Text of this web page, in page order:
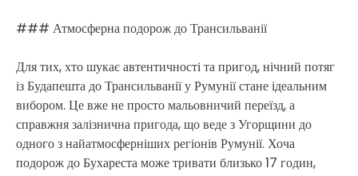
### Атмосферна подорож до Трансильванії
Для тих, хто шукає автентичності та пригод, нічний потяг
із Будапешта до Трансильванії у Румунії стане ідеальним
вибором. Це вже не просто мальовничий переїзд, а
справжня залізнична пригода, що веде з Угорщини до
одного з найатмосферніших регіонів Румунії. Хоча
подорож до Бухареста може тривати близько 17 годин,